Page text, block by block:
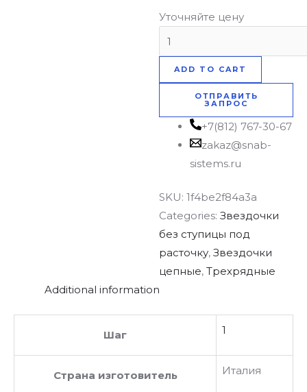
Уточняйте цену
ADD TO CART
ОТПРАВИТЬ
ЗАПРОС
+7(812) 767-30-67
zakaz@snab-
sistems.ru
SKU:1f4be2f84a3a
Categories:Звездочки
без ступицы под
расточку,Звездочки
цепные,Трехрядные
Additional information
Шаг 1
Страна изготовитель Италия